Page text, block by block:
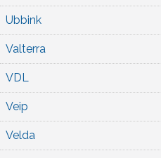
Ubbink
Valterra
VDL
Veip
Velda